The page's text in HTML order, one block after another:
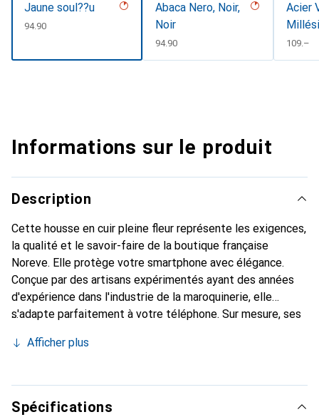
Jaune soul??u
CHF
94.90
Abaca Nero, Noir,
Noir
CHF
94.90
Acier
CHF
109.–
Informations sur le produit
Description
Cette housse en cuir pleine fleur représente les exigences,
la qualité et le savoir-faire de la boutique française
Noreve. Elle protège votre smartphone avec élégance.
Conçue par des artisans expérimentés ayant des années
d'expérience dans l'industrie de la maroquinerie, elle
s'adapte parfaitement à votre téléphone. Sur mesure, ses
peau. Elle devient l'accessoire chic et indispensable pour
internationalement pour ses produits de haute qualité et
constitue un choix fiable pour une clientèle exigeante.
Afficher plus
Spécifications